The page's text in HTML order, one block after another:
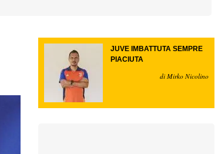
JUVE IMBATTUTA SEMPRE
PIACIUTA
di Mirko Nicolino